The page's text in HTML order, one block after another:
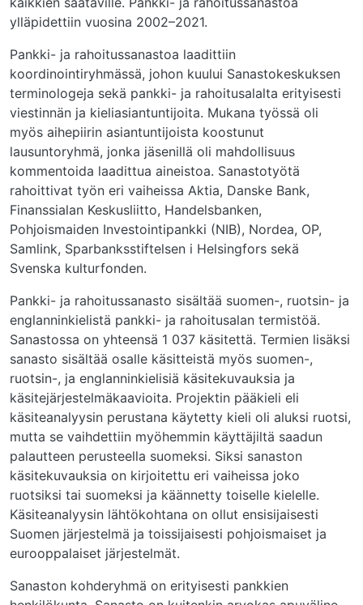
ylläpidettiin vuosina 2002–2021.
Pankki- ja rahoitussanastoa laadittiin
koordinointiryhmässä, johon kuului Sanastokeskuksen
terminologeja sekä pankki- ja rahoitusalalta erityisesti
viestinnän ja kieliasiantuntijoita. Mukana työssä oli
myös aihepiirin asiantuntijoista koostunut
lausuntoryhmä, jonka jäsenillä oli mahdollisuus
kommentoida laadittua aineistoa. Sanastotyötä
rahoittivat työn eri vaiheissa Aktia, Danske Bank,
Finanssialan Keskusliitto, Handelsbanken,
Pohjoismaiden Investointipankki (NIB), Nordea, OP,
Samlink, Sparbanksstiftelsen i Helsingfors sekä
Svenska kulturfonden.
Pankki- ja rahoitussanasto sisältää suomen-, ruotsin- ja
englanninkielistä pankki- ja rahoitusalan termistöä.
Sanastossa on yhteensä 1 037 käsitettä. Termien lisäksi
sanasto sisältää osalle käsitteistä myös suomen-,
ruotsin-, ja englanninkielisiä käsitekuvauksia ja
käsitejärjestelmäkaavioita. Projektin pääkieli eli
käsiteanalyysin perustana käytetty kieli oli aluksi ruotsi,
mutta se vaihdettiin myöhemmin käyttäjiltä saadun
palautteen perusteella suomeksi. Siksi sanaston
käsitekuvauksia on kirjoitettu eri vaiheissa joko
ruotsiksi tai suomeksi ja käännetty toiselle kielelle.
Käsiteanalyysin lähtökohtana on ollut ensisijaisesti
Suomen järjestelmä ja toissijaisesti pohjoismaiset ja
eurooppalaiset järjestelmät.
Sanaston kohderyhmä on erityisesti pankkien